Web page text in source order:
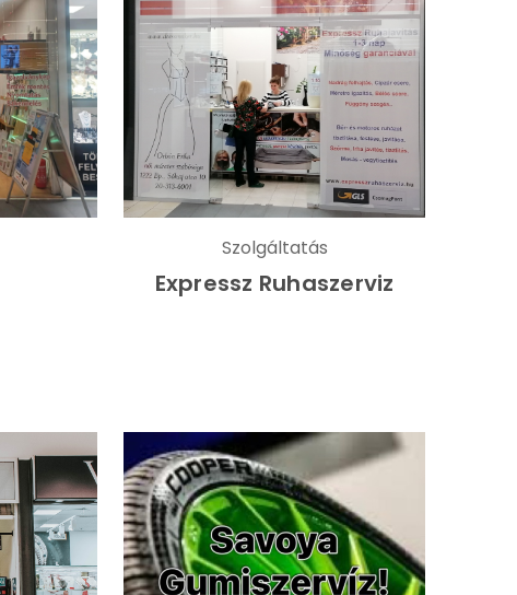
Szolgáltatás
Expressz Ruhaszerviz